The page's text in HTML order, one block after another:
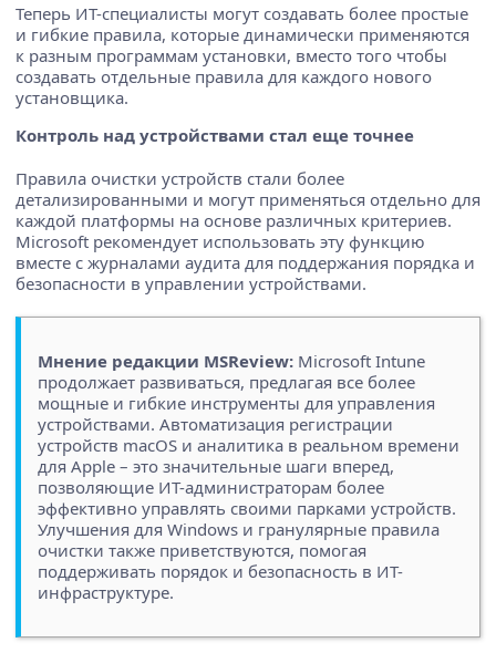
Теперь ИТ-специалисты могут создавать более простые
и гибкие правила, которые динамически применяются
к разным программам установки, вместо того чтобы
создавать отдельные правила для каждого нового
установщика.
Контроль над устройствами стал еще точнее
Правила очистки устройств стали более
детализированными и могут применяться отдельно для
каждой платформы на основе различных критериев.
Microsoft рекомендует использовать эту функцию
вместе с журналами аудита для поддержания порядка и
безопасности в управлении устройствами.
Мнение редакции MSReview: Microsoft Intune
продолжает развиваться, предлагая все более
мощные и гибкие инструменты для управления
устройствами. Автоматизация регистрации
устройств macOS и аналитика в реальном времени
для Apple – это значительные шаги вперед,
позволяющие ИТ-администраторам более
эффективно управлять своими парками устройств.
Улучшения для Windows и гранулярные правила
очистки также приветствуются, помогая
поддерживать порядок и безопасность в ИТ-
инфраструктуре.